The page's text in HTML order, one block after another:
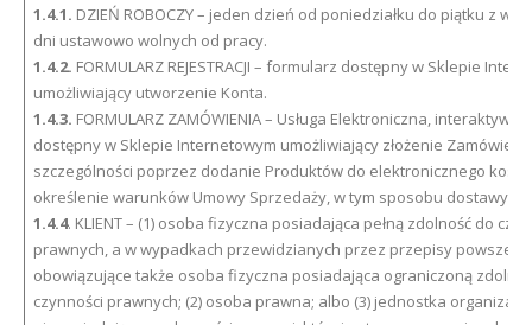
1.4.1. DZIEŃ ROBOCZY – jeden dzień od poniedziałku do piątku z
dni ustawowo wolnych od pracy.
1.4.2. FORMULARZ REJESTRACJI – formularz dostępny w Sklepie
umożliwiający utworzenie Konta.
1.4.3. FORMULARZ ZAMÓWIENIA – Usługa Elektroniczna,
dostępny w Sklepie Internetowym umożliwiający złożenie
szczególności poprzez dodanie Produktów do elektronicznego
określenie warunków Umowy Sprzedaży, w tym sposobu dostawy i
1.4.4. KLIENT – (1) osoba fizyczna posiadająca pełną zdolność do
prawnych, a w wypadkach przewidzianych przez przepisy
obowiązujące także osoba fizyczna posiadająca ograniczoną
czynności prawnych; (2) osoba prawna; albo (3) jednostka